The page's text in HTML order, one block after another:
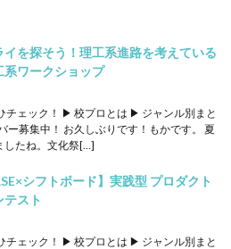
イを探そう！理工系進路を考えている
系ワークショップ
チェック！ ▶ 校プロとは ▶ ジャンル別まと
ー募集中！ お久しぶりです！もかです。 夏
したね。文化祭[…]
シフトボード】実践型 プロダクト
スト
チェック！ ▶ 校プロとは ▶ ジャンル別まと